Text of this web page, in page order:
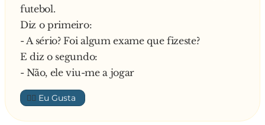
Responde a noviça:
- Quase todos, Madre! Mas lá diz o ditado:
”Quem tem boca vai a Roma”
—
futebol.
Diz o primeiro:
- A sério? Foi algum exame que fizeste?
E diz o segundo:
- Não, ele viu-me a jogar
👍🏼